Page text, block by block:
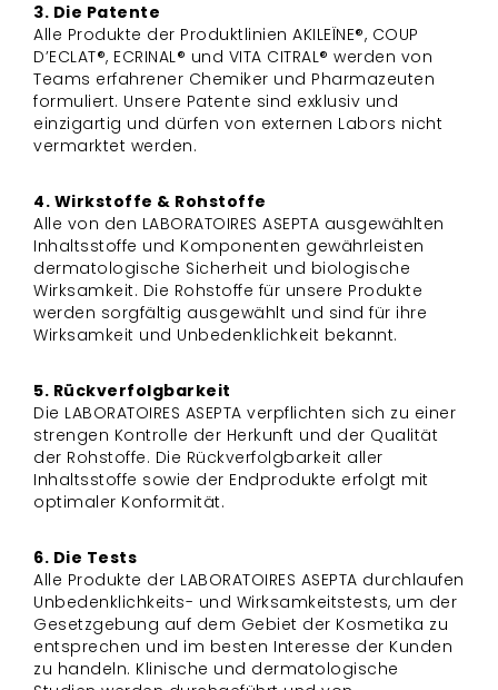
3. Die Patente
Alle Produkte der Produktlinien AKILEÏNE®, COUP
D’ECLAT®, ECRINAL® und VITA CITRAL® werden von
Teams erfahrener Chemiker und Pharmazeuten
formuliert. Unsere Patente sind exklusiv und
einzigartig und dürfen von externen Labors nicht
vermarktet werden.
4. Wirkstoffe & Rohstoffe
Alle von den LABORATOIRES ASEPTA ausgewählten
Inhaltsstoffe und Komponenten gewährleisten
dermatologische Sicherheit und biologische
Wirksamkeit. Die Rohstoffe für unsere Produkte
werden sorgfältig ausgewählt und sind für ihre
Wirksamkeit und Unbedenklichkeit bekannt.
5. Rückverfolgbarkeit
Die LABORATOIRES ASEPTA verpflichten sich zu einer
strengen Kontrolle der Herkunft und der Qualität
der Rohstoffe. Die Rückverfolgbarkeit aller
Inhaltsstoffe sowie der Endprodukte erfolgt mit
optimaler Konformität.
6. Die Tests
Alle Produkte der LABORATOIRES ASEPTA durchlaufen
Unbedenklichkeits- und Wirksamkeitstests, um der
Gesetzgebung auf dem Gebiet der Kosmetika zu
entsprechen und im besten Interesse der Kunden
zu handeln. Klinische und dermatologische